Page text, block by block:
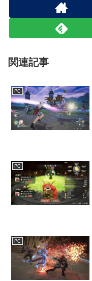
関連記事
PC
PC
PC